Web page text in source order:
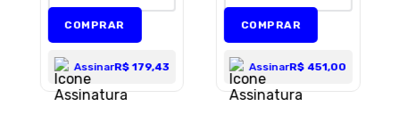
COMPRAR
AssinarR$ 179,43
COMPRAR
AssinarR$ 451,00